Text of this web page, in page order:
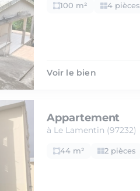
100 m² 4 pièces
Voir le bien
Appartement
à Le Lamentin (97232)
44 m² 2 pièces